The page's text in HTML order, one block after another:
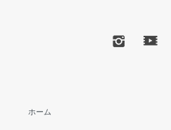
ホーム